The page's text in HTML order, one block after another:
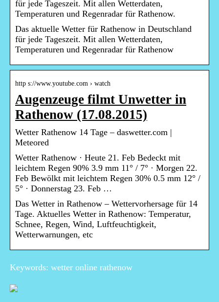
für jede Tageszeit. Mit allen Wetterdaten,
Temperaturen und Regenradar für Rathenow.
Das aktuelle Wetter für Rathenow in Deutschland
für jede Tageszeit. Mit allen Wetterdaten,
Temperaturen und Regenradar für Rathenow
http s://www.youtube.com › watch
Augenzeuge filmt Unwetter in
Rathenow (17.08.2015)
Wetter Rathenow 14 Tage – daswetter.com |
Meteored
Wetter Rathenow · Heute 21. Feb Bedeckt mit
leichtem Regen 90% 3.9 mm 11° / 7° · Morgen 22.
Feb Bewölkt mit leichtem Regen 30% 0.5 mm 12° /
5° · Donnerstag 23. Feb …
Das Wetter in Rathenow – Wettervorhersage für 14
Tage. Aktuelles Wetter in Rathenow: Temperatur,
Schnee, Regen, Wind, Luftfeuchtigkeit,
Wetterwarnungen, etc
Keywords: wetter online rathenow